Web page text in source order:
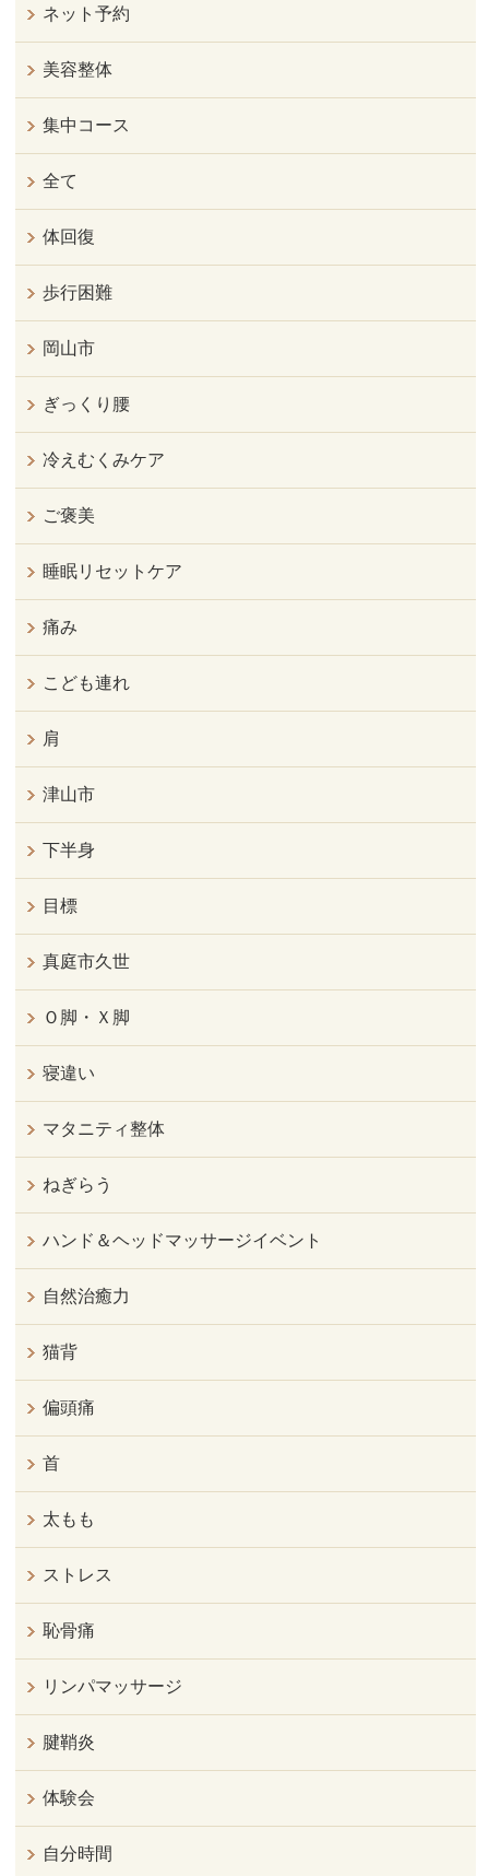
ネット予約
美容整体
集中コース
全て
体回復
歩行困難
岡山市
ぎっくり腰
冷えむくみケア
ご褒美
睡眠リセットケア
痛み
こども連れ
肩
津山市
下半身
目標
真庭市久世
Ｏ脚・Ｘ脚
寝違い
マタニティ整体
ねぎらう
ハンド＆ヘッドマッサージイベント
自然治癒力
猫背
偏頭痛
首
太もも
ストレス
恥骨痛
リンパマッサージ
腱鞘炎
体験会
自分時間